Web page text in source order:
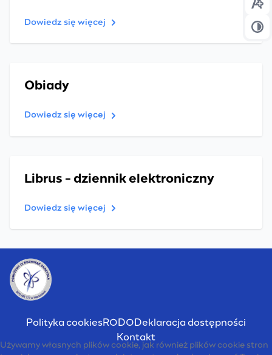
Dowiedz się więcej
Obiady
Dowiedz się więcej
Librus - dziennik elektroniczny
Dowiedz się więcej
Polityka cookiesRODO Deklaracja dostępności
Kontakt
Używamy własnych plików cookie, jak również plików cookie stron